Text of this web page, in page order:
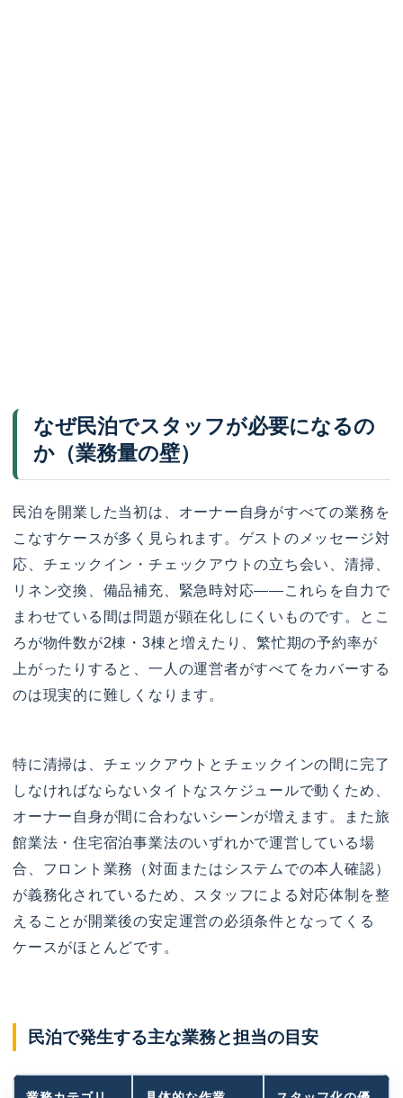
なぜ民泊でスタッフが必要になるの
か（業務量の壁）
民泊を開業した当初は、オーナー自身がすべての業務を
こなすケースが多く見られます。ゲストのメッセージ対
応、チェックイン・チェックアウトの立ち会い、清掃、
リネン交換、備品補充、緊急時対応——これらを自力で
まわせている間は問題が顕在化しにくいものです。とこ
ろが物件数が2棟・3棟と増えたり、繁忙期の予約率が
上がったりすると、一人の運営者がすべてをカバーする
のは現実的に難しくなります。
特に清掃は、チェックアウトとチェックインの間に完了
しなければならないタイトなスケジュールで動くため、
オーナー自身が間に合わないシーンが増えます。また旅
館業法・住宅宿泊事業法のいずれかで運営している場
合、フロント業務（対面またはシステムでの本人確認）
が義務化されているため、スタッフによる対応体制を整
えることが開業後の安定運営の必須条件となってくる
ケースがほとんどです。
民泊で発生する主な業務と担当の目安